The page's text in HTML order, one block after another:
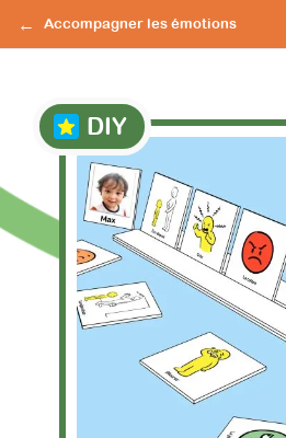
Accompagner les émotions
DIY